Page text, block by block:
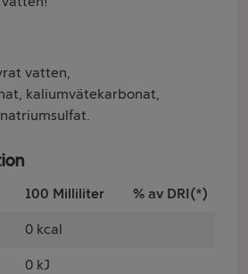
vatten,
kaliumvätekarbonat,
100 Milliliter % av DRI(*)
0 kcal
0 kJ